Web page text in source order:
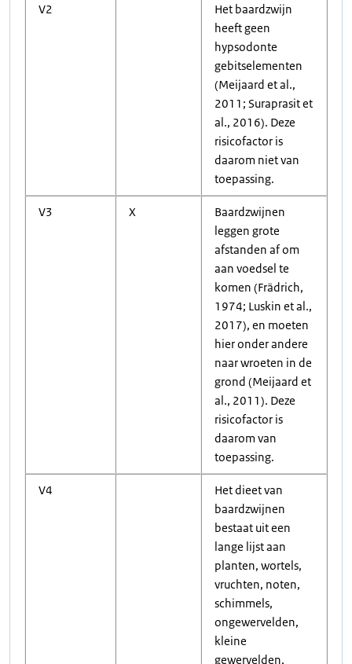
V2
Het baardzwijn
heeft geen
hypsodonte
gebitselementen
(Meijaard et al.,
2011; Suraprasit et
al., 2016). Deze
risicofactor is
daarom niet van
toepassing.
V3 X
Baardzwijnen
leggen grote
afstanden af om
aan voedsel te
komen (Frädrich,
1974; Luskin et al.,
2017), en moeten
hier onder andere
naar wroeten in de
grond (Meijaard et
al., 2011). Deze
risicofactor is
daarom van
toepassing.
V4
Het dieet van
baardzwijnen
bestaat uit een
lange lijst aan
planten, wortels,
vruchten, noten,
schimmels,
ongewervelden,
kleine
gewervelden,